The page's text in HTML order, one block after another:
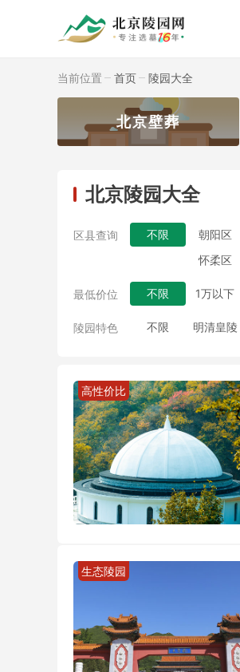
当前位置 首页 陵园大全
北京壁葬
北京陵园大全
区县查询 不限 朝阳区
怀柔区
最低价位 不限 1万以下
陵园特色 不限 明清皇陵
高性价比
生态陵园